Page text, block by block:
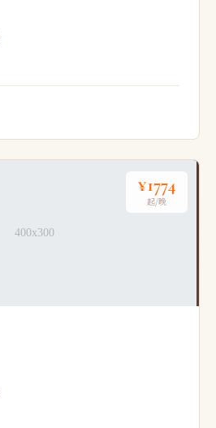
¥1774
起/晚